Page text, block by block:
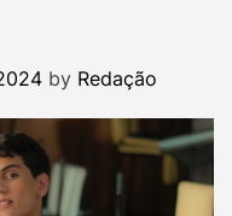
by Redação